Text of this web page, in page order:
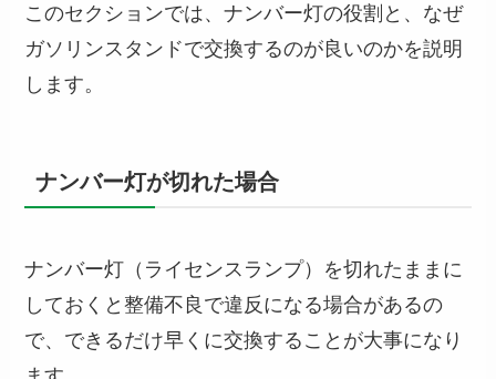
このセクションでは、ナンバー灯の役割と、なぜ
ガソリンスタンドで交換するのが良いのかを説明
します。
ナンバー灯が切れた場合
ナンバー灯（ライセンスランプ）を切れたままに
しておくと整備不良で違反になる場合があるの
で、できるだけ早くに交換することが大事になり